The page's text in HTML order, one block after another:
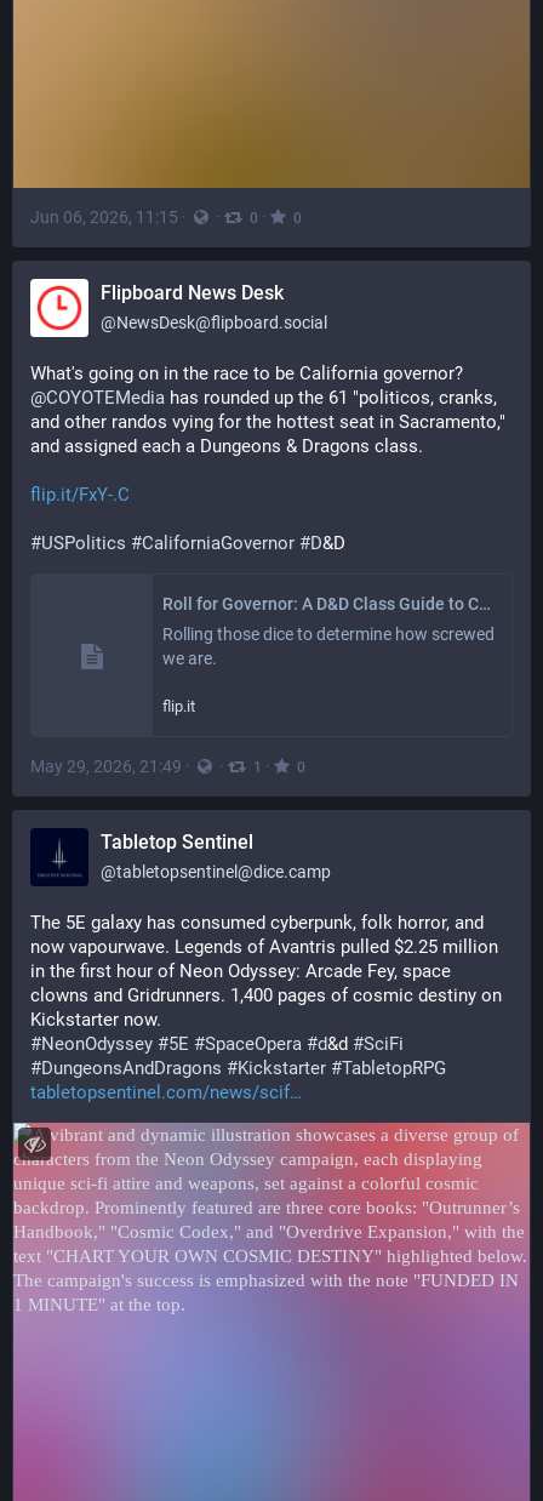
Jun 06, 2026, 11:15 · · 0 · 0
Flipboard News Desk
@NewsDesk@flipboard.social
@COYOTEMedia has rounded up the 61 "politicos, cranks,
and other randos vying for the hottest seat in Sacramento,"
and assigned each a Dungeons & Dragons class.
flip.it/FxY-.C
#USPolitics #CaliforniaGovernor #D&D
Roll for Governor: A D&D Class Guide to California's Clown Car Election
Rolling those dice to determine how screwed
we are.
flip.it
May 29, 2026, 21:49 · · 1 · 0
Tabletop Sentinel
@tabletopsentinel@dice.camp
The 5E galaxy has consumed cyberpunk, folk horror, and
now vapourwave. Legends of Avantris pulled $2.25 million
in the first hour of Neon Odyssey: Arcade Fey, space
clowns and Gridrunners. 1,400 pages of cosmic destiny on
Kickstarter now.
#NeonOdyssey #5E #SpaceOpera #d&d #SciFi
#DungeonsAndDragons #Kickstarter #TabletopRPG
tabletopsentinel.com/news/scif